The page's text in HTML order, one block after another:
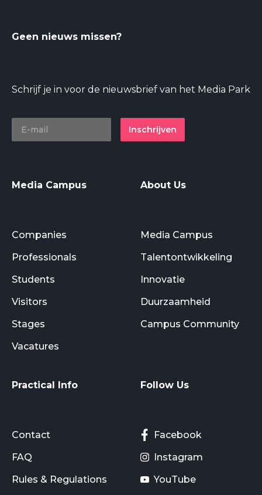
Geen nieuws missen?
Schrijf je in voor de nieuwsbrief van het Media Park
Inschrijven
Media Campus
Companies
Professionals
Students
Visitors
Stages
Vacatures
About Us
Media Campus
Talentontwikkeling
Innovatie
Duurzaamheid
Campus Community
Practical Info
Contact
FAQ
Rules & Regulations
Follow Us
Facebook
Instagram
YouTube